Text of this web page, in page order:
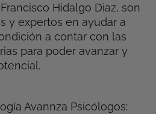
Hidalgo Diaz, son
y expertos en ayudar a
a contar con las
para poder avanzar y
Avannza Psicólogos: